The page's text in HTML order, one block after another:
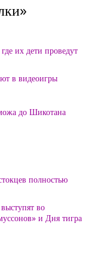
их дети проведут
в видеоигры
до Шикотана
полностью
во
и Дня тигра